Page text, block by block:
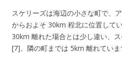
スケリーズは海辺の小さな町で、
からおよそ 30km 程北に位置して
30km 離れた場合とは少し違い、
[7]、隣の町までは 5km 離れていま